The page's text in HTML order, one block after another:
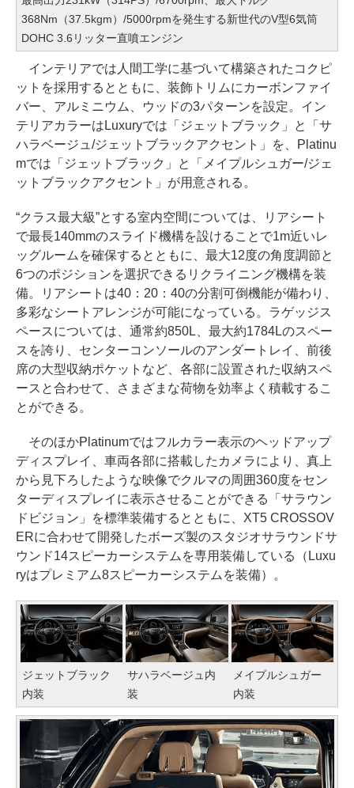
368Nm（37.5kgm）/5000rpmを発生する新世代のV型6気筒
DOHC 3.6リッター直噴エンジン
インテリアでは人間工学に基づいて構築されたコクピ
ットを採用するとともに、装飾トリムにカーボンファイ
バー、アルミニウム、ウッドの3パターンを設定。イン
テリアカラーはLuxuryでは「ジェットブラック」と「サ
ハラベージュ/ジェットブラックアクセント」を、Platinu
mでは「ジェットブラック」と「メイプルシュガー/ジェ
ットブラックアクセント」が用意される。
“クラス最大級”とする室内空間については、リアシート
で最長140mmのスライド機構を設けることで1m近いレ
ッグルームを確保するとともに、最大12度の角度調節と
6つのポジションを選択できるリクライニング機構を装
備。リアシートは40：20：40の分割可倒機能が備わり、
多彩なシートアレンジが可能になっている。ラゲッジス
ペースについては、通常約850L、最大約1784Lのスペー
スを誇り、センターコンソールのアンダートレイ、前後
席の大型収納ポケットなど、各部に設置された収納スペ
ースと合わせて、さまざまな荷物を効率よく積載するこ
とができる。
そのほかPlatinumではフルカラー表示のヘッドアップ
ディスプレイ、車両各部に搭載したカメラにより、真上
から見下ろしたような映像でクルマの周囲360度をセン
ターディスプレイに表示させることができる「サラウン
ドビジョン」を標準装備するとともに、XT5 CROSSOV
ERに合わせて開発したボーズ製のスタジオサラウンドサ
ウンド14スピーカーシステムを専用装備している（Luxu
ryはプレミアム8スピーカーシステムを装備）。
ジェットブラック
内装
サハラベージュ内
装
メイプルシュガー
内装